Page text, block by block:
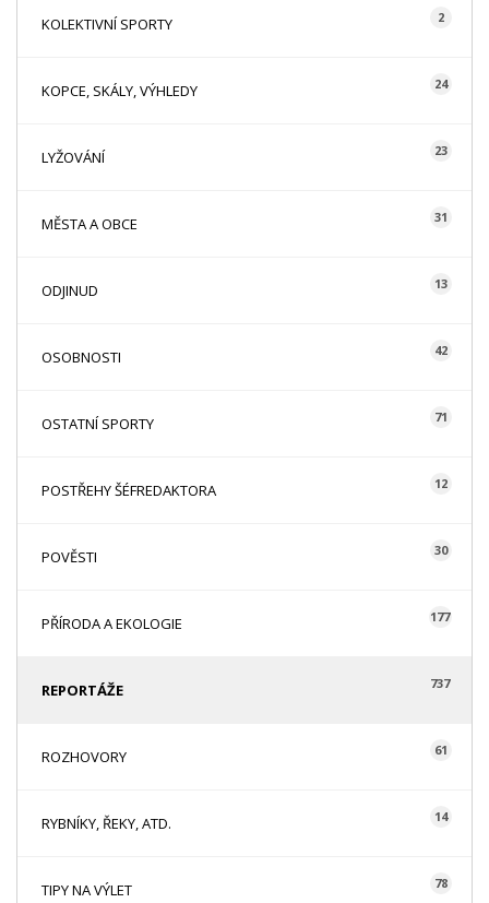
KOLEKTIVNÍ SPORTY 2
KOPCE, SKÁLY, VÝHLEDY 24
LYŽOVÁNÍ 23
MĚSTA A OBCE 31
ODJINUD 13
OSOBNOSTI 42
OSTATNÍ SPORTY 71
POSTŘEHY ŠÉFREDAKTORA 12
POVĚSTI 30
PŘÍRODA A EKOLOGIE 177
REPORTÁŽE 737
ROZHOVORY 61
RYBNÍKY, ŘEKY, ATD. 14
TIPY NA VÝLET 78